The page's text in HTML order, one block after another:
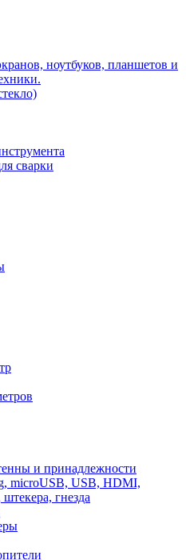
ноутбуков, планшетов и
сварки
и принадлежности
microUSB, USB, HDMI,
гнезда